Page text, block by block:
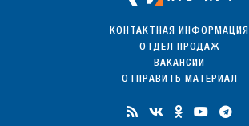
КОНТАКТНАЯ ИНФОРМАЦИЯ
ОТДЕЛ ПРОДАЖ
ВАКАНСИИ
ОТПРАВИТЬ МАТЕРИАЛ